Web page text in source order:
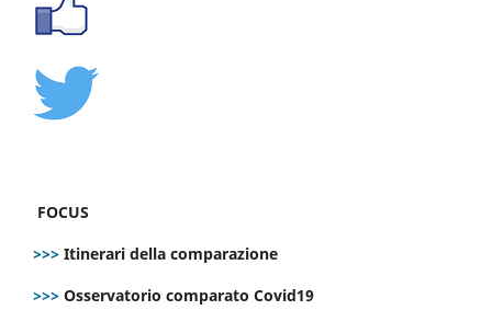
FOCUS
>>> Itinerari della comparazione
>>> Osservatorio comparato Covid19